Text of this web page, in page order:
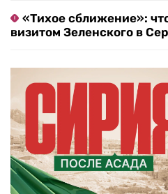
«Тихое сближение»:
визитом Зеленского в